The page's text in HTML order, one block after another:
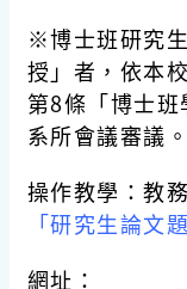
※博士班研究
授」者，依本
第8條「博士
系所會議審議。
操作教學： 教
「研究生論文
網址：